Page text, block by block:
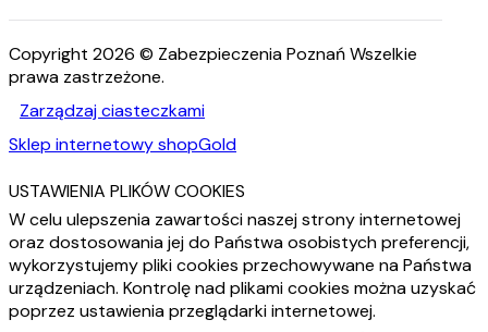
Copyright 2026 © Zabezpieczenia Poznań Wszelkie
prawa zastrzeżone.
Zarządzaj ciasteczkami
Sklep internetowy shopGold
USTAWIENIA PLIKÓW COOKIES
W celu ulepszenia zawartości naszej strony internetowej
oraz dostosowania jej do Państwa osobistych preferencji,
wykorzystujemy pliki cookies przechowywane na Państwa
urządzeniach. Kontrolę nad plikami cookies można uzyskać
poprzez ustawienia przeglądarki internetowej.